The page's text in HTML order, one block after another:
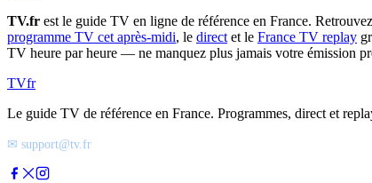
TV.fr est le guide TV en ligne de référence en France.
programme TV cet après-midi, le direct et le France TV replay
TV heure par heure — ne manquez plus jamais votre émission
TVfr
Le guide TV de référence en France. Programmes, direct et
✉ support@tv.fr